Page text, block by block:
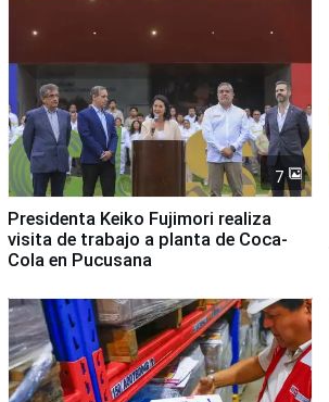
7
Presidenta Keiko Fujimori realiza
visita de trabajo a planta de Coca-
Cola en Pucusana